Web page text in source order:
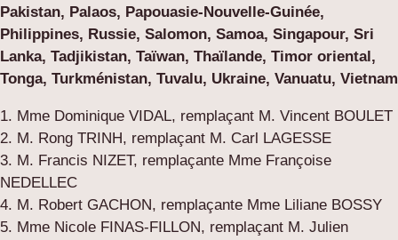
Pakistan, Palaos, Papouasie-Nouvelle-Guinée,
Philippines, Russie, Salomon, Samoa, Singapour, Sri
Lanka, Tadjikistan, Taïwan, Thaïlande, Timor oriental,
Tonga, Turkménistan, Tuvalu, Ukraine, Vanuatu, Vietnam
1. Mme Dominique VIDAL, remplaçant M. Vincent BOULET
2. M. Rong TRINH, remplaçant M. Carl LAGESSE
3. M. Francis NIZET, remplaçante Mme Françoise
NEDELLEC
4. M. Robert GACHON, remplaçante Mme Liliane BOSSY
5. Mme Nicole FINAS-FILLON, remplaçant M. Julien